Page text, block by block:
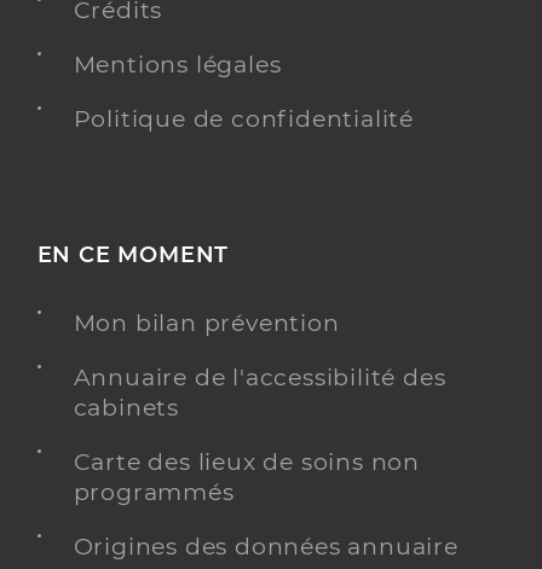
Crédits
Mentions légales
Politique de confidentialité
EN CE MOMENT
Mon bilan prévention
Annuaire de l'accessibilité des
cabinets
Carte des lieux de soins non
programmés
Origines des données annuaire